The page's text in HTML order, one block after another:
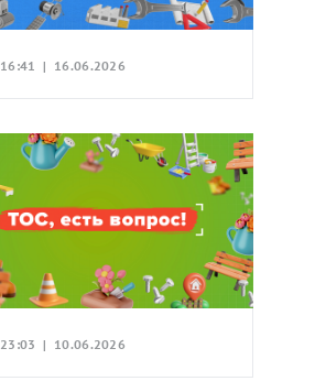
16:41 | 16.06.2026
23:03 | 10.06.2026